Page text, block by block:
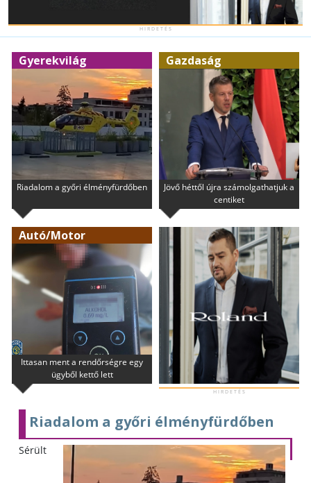
H I R D E T É S
Gyerekvilág
Riadalom a győri élményfürdőben
Gazdaság
Jövő héttől újra számolgathatjuk a
centiket
Autó/Motor
Ittasan ment a rendőrségre egy
ügyből kettő lett
H I R D E T É S
Riadalom a győri élményfürdőben
Sérült